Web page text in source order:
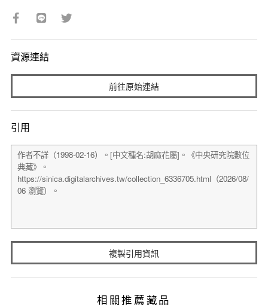
資源連結
前往原始連結
引用
複製引用資訊
相關推薦藏品